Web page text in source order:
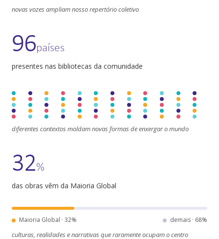
novas vozes ampliam nosso repertório coletivo
96países
presentes nas bibliotecas da comunidade
diferentes contextos moldam novas formas de enxergar o mundo
32%
das obras vêm da Maioria Global
Maioria Global · 32% demais · 68%
culturas, realidades e narrativas que raramente ocupam o centro